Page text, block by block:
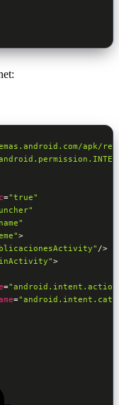
apk/
="true"
>
/>
>
=
=